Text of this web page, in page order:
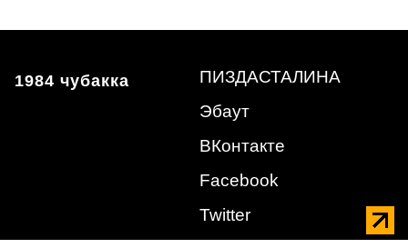
1984 чубакка
ПИЗДАСТАЛИНА
Эбаут
ВКонтакте
Facebook
Twitter